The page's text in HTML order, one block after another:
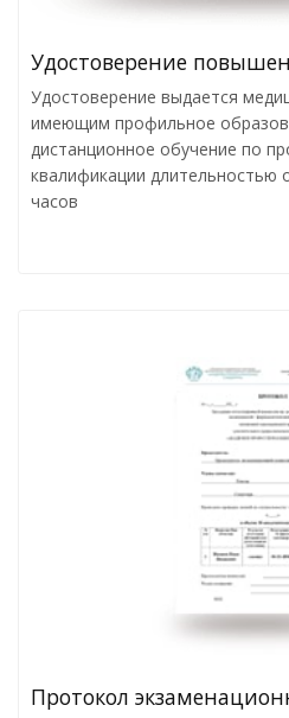
Удостоверение
Удостоверение выдается
имеющим профильное
дистанционное обучение по
квалификации длительностью
часов
Протокол